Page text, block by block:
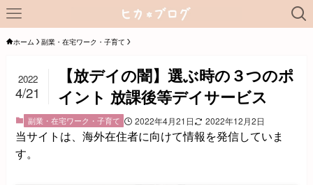
ホーム 副業・在宅ワーク・子育て
【放デイの闇】選ぶ時の３つのポ
イント 放課後等デイサービス
2022
4/21
副業・在宅ワーク・子育て 2022年4月21日 2022年12月2日
当サイトは、海外在住者に向けて情報を発信していま
す。